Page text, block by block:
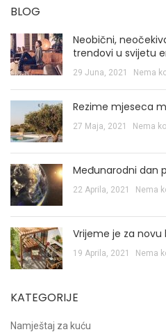
BLOG
Neobični,
trendovi u svijetu
29 Juna, 2021 Nema
Rezime mjeseca
27 Maja, 2021 Nema
Međunarodni dan
22 Aprila, 2021 Nema
Vrijeme je za novu
19 Aprila, 2021 Nema
KATEGORIJE
Namještaj za kuću